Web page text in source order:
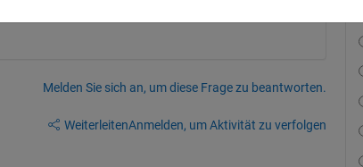
Melden Sie sich an, um diese Frage zu beantworten.
WeiterleitenAnmelden, um Aktivität zu verfolgen